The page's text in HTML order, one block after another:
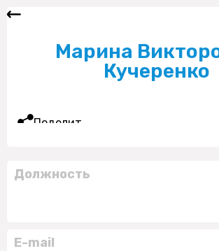
Марина
Кучеренко
Поделиться
Должность
E-mail